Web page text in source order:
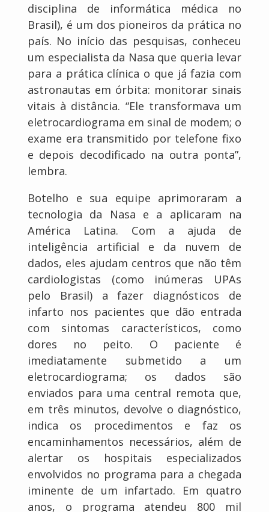
disciplina de informática médica no
Brasil), é um dos pioneiros da prática no
país. No início das pesquisas, conheceu
um especialista da Nasa que queria levar
para a prática clínica o que já fazia com
astronautas em órbita: monitorar sinais
vitais à distância. “Ele transformava um
eletrocardiograma em sinal de modem; o
exame era transmitido por telefone fixo
e depois decodificado na outra ponta”,
lembra.
Botelho e sua equipe aprimoraram a
tecnologia da Nasa e a aplicaram na
América Latina. Com a ajuda de
inteligência artificial e da nuvem de
dados, eles ajudam centros que não têm
cardiologistas (como inúmeras UPAs
pelo Brasil) a fazer diagnósticos de
infarto nos pacientes que dão entrada
com sintomas característicos, como
dores no peito. O paciente é
imediatamente submetido a um
eletrocardiograma; os dados são
enviados para uma central remota que,
em três minutos, devolve o diagnóstico,
indica os procedimentos e faz os
encaminhamentos necessários, além de
alertar os hospitais especializados
envolvidos no programa para a chegada
iminente de um infartado. Em quatro
anos, o programa atendeu 800 mil